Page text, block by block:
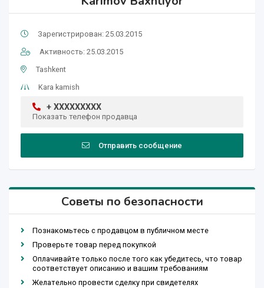
Зарегистрирован: 25.03.2015
Активность: 25.03.2015
Tashkent
Kara kamish
+ XXXXXXXXX
Показать телефон продавца
Отправить сообщение
Советы по безопасности
Познакомьтесь с продавцом в публичном месте
Проверьте товар перед покупкой
Оплачивайте только после того как убедитесь, что товар
соответствует описанию и вашим требованиям
Желательно провести сделку при свидетелях